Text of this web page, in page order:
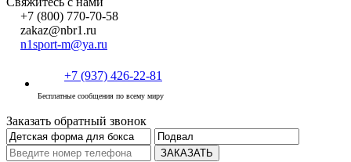
+7 (800) 770-70-58
zakaz@nbr1.ru
n1sport-m@ya.ru
+7 (937) 426-22-81
Бесплатные сообщения по всему миру
Заказать обратный звонок
ЗАКАЗАТЬ